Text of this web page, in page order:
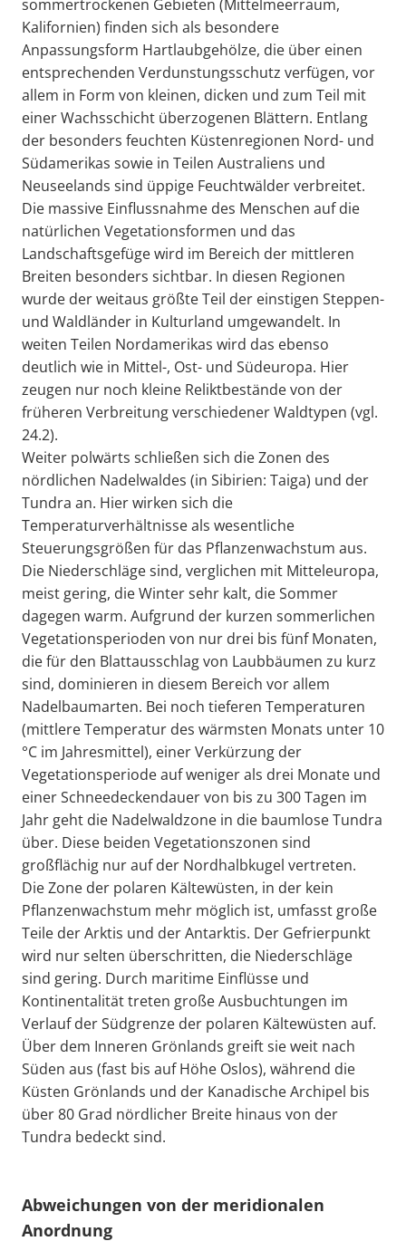
sommertrockenen Gebieten (Mittelmeerraum,
Kalifornien) finden sich als besondere
Anpassungsform Hartlaubgehölze, die über einen
entsprechenden Verdunstungsschutz verfügen, vor
allem in Form von kleinen, dicken und zum Teil mit
einer Wachsschicht überzogenen Blättern. Entlang
der besonders feuchten Küstenregionen Nord- und
Südamerikas sowie in Teilen Australiens und
Neuseelands sind üppige Feuchtwälder verbreitet.
Die massive Einflussnahme des Menschen auf die
natürlichen Vegetationsformen und das
Landschaftsgefüge wird im Bereich der mittleren
Breiten besonders sichtbar. In diesen Regionen
wurde der weitaus größte Teil der einstigen Steppen-
und Waldländer in Kulturland umgewandelt. In
weiten Teilen Nordamerikas wird das ebenso
deutlich wie in Mittel-, Ost- und Südeuropa. Hier
zeugen nur noch kleine Reliktbestände von der
früheren Verbreitung verschiedener Waldtypen (vgl.
24.2).
Weiter polwärts schließen sich die Zonen des
nördlichen Nadelwaldes (in Sibirien: Taiga) und der
Tundra an. Hier wirken sich die
Temperaturverhältnisse als wesentliche
Steuerungsgrößen für das Pflanzenwachstum aus.
Die Niederschläge sind, verglichen mit Mitteleuropa,
meist gering, die Winter sehr kalt, die Sommer
dagegen warm. Aufgrund der kurzen sommerlichen
Vegetationsperioden von nur drei bis fünf Monaten,
die für den Blattausschlag von Laubbäumen zu kurz
sind, dominieren in diesem Bereich vor allem
Nadelbaumarten. Bei noch tieferen Temperaturen
(mittlere Temperatur des wärmsten Monats unter 10
°C im Jahresmittel), einer Verkürzung der
Vegetationsperiode auf weniger als drei Monate und
einer Schneedeckendauer von bis zu 300 Tagen im
Jahr geht die Nadelwaldzone in die baumlose Tundra
über. Diese beiden Vegetationszonen sind
großflächig nur auf der Nordhalbkugel vertreten.
Die Zone der polaren Kältewüsten, in der kein
Pflanzenwachstum mehr möglich ist, umfasst große
Teile der Arktis und der Antarktis. Der Gefrierpunkt
wird nur selten überschritten, die Niederschläge
sind gering. Durch maritime Einflüsse und
Kontinentalität treten große Ausbuchtungen im
Verlauf der Südgrenze der polaren Kältewüsten auf.
Über dem Inneren Grönlands greift sie weit nach
Süden aus (fast bis auf Höhe Oslos), während die
Küsten Grönlands und der Kanadische Archipel bis
über 80 Grad nördlicher Breite hinaus von der
Tundra bedeckt sind.
Abweichungen von der meridionalen
Anordnung